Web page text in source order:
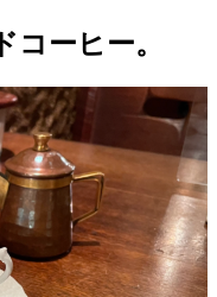
ーヒー。